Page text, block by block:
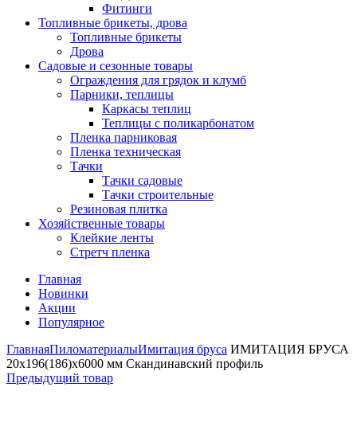
Фитинги
Топливные брикеты, дрова
Топливные брикеты
Дрова
Садовые и сезонные товары
Ограждения для грядок и клумб
Парники, теплицы
Каркасы теплиц
Теплицы с поликарбонатом
Пленка парниковая
Пленка техническая
Тачки
Тачки садовые
Тачки строительные
Резиновая плитка
Хозяйственные товары
Клейкие ленты
Стретч пленка
Главная
Новинки
Акции
Популярное
ГлавнаяПиломатериалыИмитация бруса ИМИТАЦИЯ БРУСА
20х196(186)х6000 мм Скандинавский профиль
Предыдущий товар